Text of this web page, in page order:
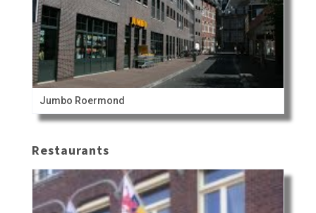
Jumbo Roermond
Restaurants